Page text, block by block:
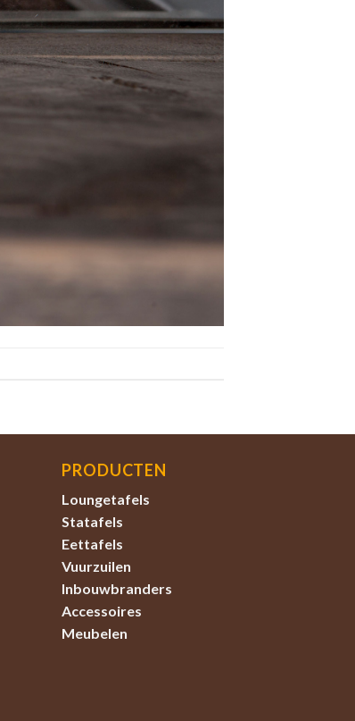
PRODUCTEN
Loungetafels
Statafels
Eettafels
Vuurzuilen
Inbouwbranders
Accessoires
Meubelen